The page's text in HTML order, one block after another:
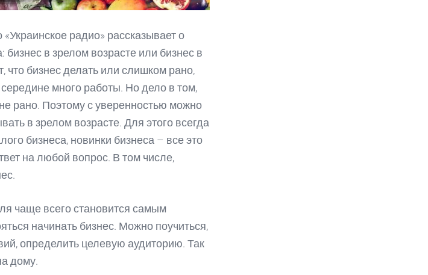
радио» рассказывает о
бизнес в зрелом возрасте или бизнес в
что бизнес делать или слишком рано,
много работы. Но дело в том,
рано. Поэтому с уверенностью можно
в зрелом возрасте. Для этого всегда
бизнеса, новинки бизнеса – все это
на любой вопрос. В том числе,
чаще всего становится самым
начинать бизнес. Можно поучиться,
определить целевую аудиторию. Так
дому.